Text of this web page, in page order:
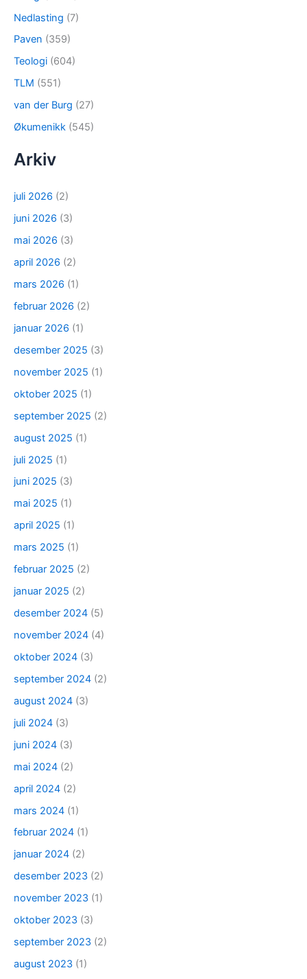
Nedlasting (7)
Paven (359)
Teologi (604)
TLM (551)
van der Burg (27)
Økumenikk (545)
Arkiv
juli 2026 (2)
juni 2026 (3)
mai 2026 (3)
april 2026 (2)
mars 2026 (1)
februar 2026 (2)
januar 2026 (1)
desember 2025 (3)
november 2025 (1)
oktober 2025 (1)
september 2025 (2)
august 2025 (1)
juli 2025 (1)
juni 2025 (3)
mai 2025 (1)
april 2025 (1)
mars 2025 (1)
februar 2025 (2)
januar 2025 (2)
desember 2024 (5)
november 2024 (4)
oktober 2024 (3)
september 2024 (2)
august 2024 (3)
juli 2024 (3)
juni 2024 (3)
mai 2024 (2)
april 2024 (2)
mars 2024 (1)
februar 2024 (1)
januar 2024 (2)
desember 2023 (2)
november 2023 (1)
oktober 2023 (3)
september 2023 (2)
august 2023 (1)